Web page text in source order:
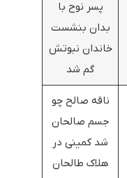
پسر نوح با
بدان بنشست
خاندان نبوتش
گم شد
ناقه صالح چو
جسم صالحان
شد کمینی در
هلاک طالحان